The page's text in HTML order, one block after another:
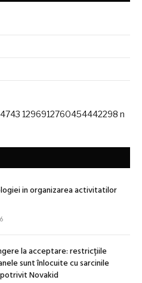
in organizarea activitatilor
la acceptare: restricțiile
sunt înlocuite cu sarcinile
Novakid